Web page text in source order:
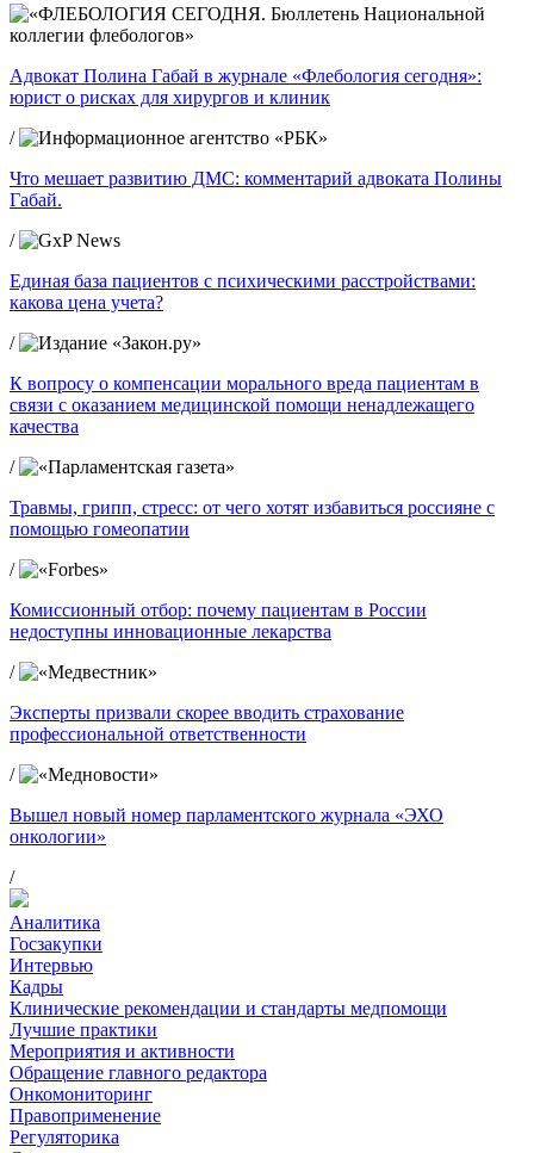
Адвокат Полина Габай в журнале «Флебология сегодня»:
юрист о рисках для хирургов и клиник
/
Что мешает развитию ДМС: комментарий адвоката Полины
Габай.
/
Единая база пациентов с психическими расстройствами:
какова цена учета?
/
К вопросу о компенсации морального вреда пациентам в
связи с оказанием медицинской помощи ненадлежащего
качества
/
Травмы, грипп, стресс: от чего хотят избавиться россияне с
помощью гомеопатии
/
Комиссионный отбор: почему пациентам в России
недоступны инновационные лекарства
/
Эксперты призвали скорее вводить страхование
профессиональной ответственности
/
Вышел новый номер парламентского журнала «ЭХО
онкологии»
/
Аналитика
Госзакупки
Интервью
Кадры
Клинические рекомендации и стандарты медпомощи
Лучшие практики
Мероприятия и активности
Обращение главного редактора
Онкомониторинг
Правоприменение
Регуляторика